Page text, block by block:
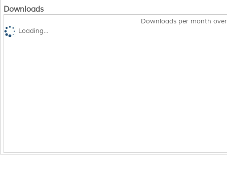
Downloads
Downloads per month
Loading...